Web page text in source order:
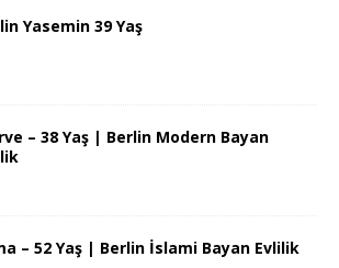
Yasemin 39 Yaş
– 38 Yaş | Berlin Modern Bayan
– 52 Yaş | Berlin İslami Bayan Evlilik